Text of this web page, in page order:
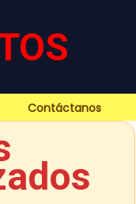
Contáctanos